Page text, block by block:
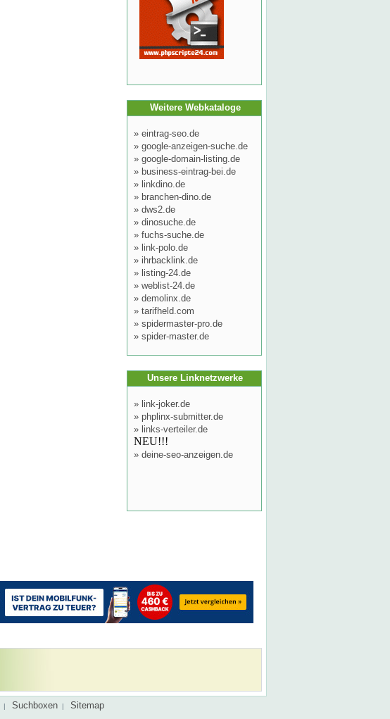
Weitere Webkataloge
» eintrag-seo.de
» google-anzeigen-suche.de
» google-domain-listing.de
» business-eintrag-bei.de
» linkdino.de
» branchen-dino.de
» dws2.de
» dinosuche.de
» fuchs-suche.de
» link-polo.de
» ihrbacklink.de
» listing-24.de
» weblist-24.de
» demolinx.de
» tarifheld.com
» spidermaster-pro.de
» spider-master.de
Unsere Linknetzwerke
» link-joker.de
» phplinx-submitter.de
» links-verteiler.de
NEU!!!
» deine-seo-anzeigen.de
| Suchboxen | Sitemap